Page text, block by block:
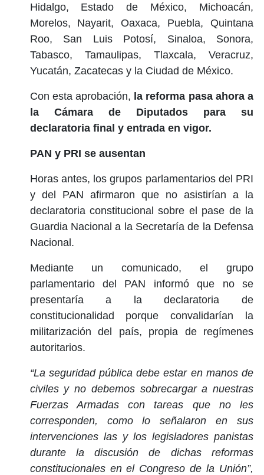
Hidalgo, Estado de México, Michoacán,
Morelos, Nayarit, Oaxaca, Puebla, Quintana
Roo, San Luis Potosí, Sinaloa, Sonora,
Tabasco, Tamaulipas, Tlaxcala, Veracruz,
Yucatán, Zacatecas y la Ciudad de México.
Con esta aprobación, la reforma pasa ahora a
la Cámara de Diputados para su
declaratoria final y entrada en vigor.
PAN y PRI se ausentan
Horas antes, los grupos parlamentarios del PRI
y del PAN afirmaron que no asistirían a la
declaratoria constitucional sobre el pase de la
Guardia Nacional a la Secretaría de la Defensa
Nacional.
Mediante un comunicado, el grupo
parlamentario del PAN informó que no se
presentaría a la declaratoria de
constitucionalidad porque convalidarían la
militarización del país, propia de regímenes
autoritarios.
“La seguridad pública debe estar en manos de
civiles y no debemos sobrecargar a nuestras
Fuerzas Armadas con tareas que no les
corresponden, como lo señalaron en sus
intervenciones las y los legisladores panistas
durante la discusión de dichas reformas
constitucionales en el Congreso de la Unión”,